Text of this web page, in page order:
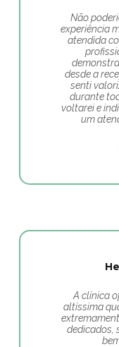
Não
experiência
atendida
desde a
senti
durante
voltarei e
um
A clínica
altíssima
dedicados,